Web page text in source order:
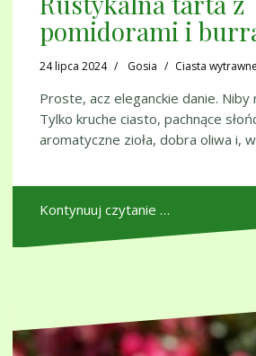
pomidorami i
24 lipca 2024 Gosia Ciasta wytrawne
Proste, acz eleganckie danie. Niby
Tylko kruche ciasto, pachnące
aromatyczne zioła, dobra oliwa i,
Kontynuuj czytanie …